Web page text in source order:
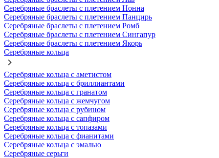
Серебряные браслеты с плетением Нонна
Серебряные браслеты с плетением Панцирь
Серебряные браслеты с плетением Ромб
Серебряные браслеты с плетением Сингапур
Серебряные браслеты с плетением Якорь
Серебряные кольца
Серебряные кольца с аметистом
Серебряные кольца с бриллиантами
Серебряные кольца с гранатом
Серебряные кольца с жемчугом
Серебряные кольца с рубином
Серебряные кольца с сапфиром
Серебряные кольца с топазами
Серебряные кольца с фианитами
Серебряные кольца с эмалью
Серебряные серьги